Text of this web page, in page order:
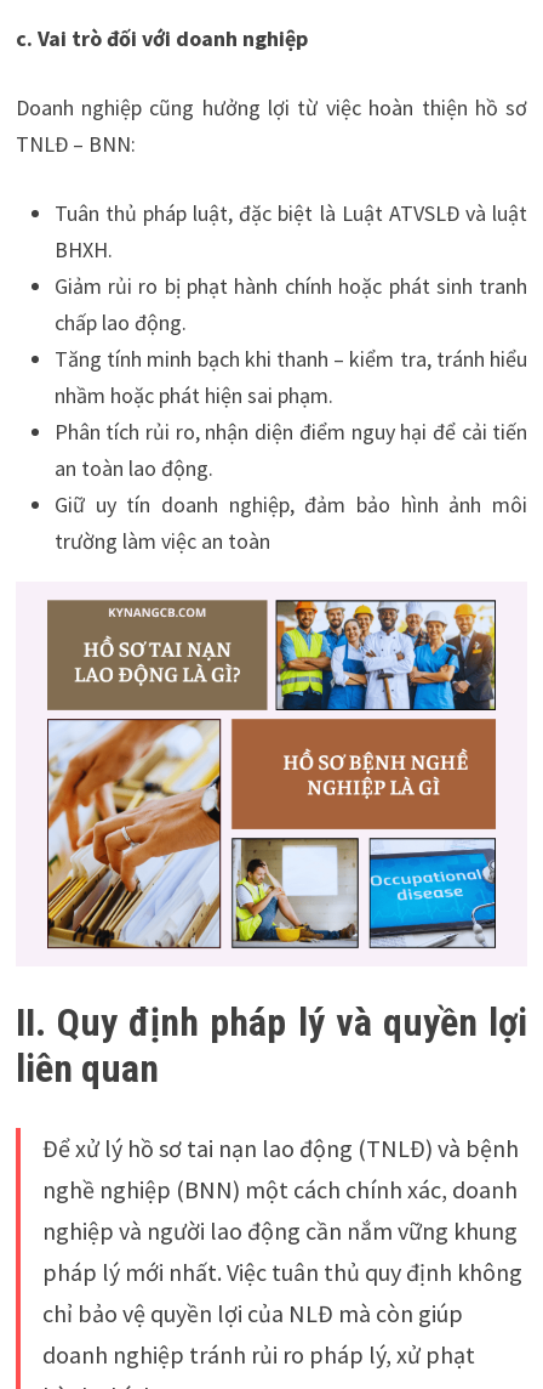
c. Vai trò đối với doanh nghiệp
Doanh nghiệp cũng hưởng lợi từ việc hoàn thiện hồ sơ
TNLĐ – BNN:
Tuân thủ pháp luật, đặc biệt là Luật ATVSLĐ và luật
BHXH.
Giảm rủi ro bị phạt hành chính hoặc phát sinh tranh
chấp lao động.
Tăng tính minh bạch khi thanh – kiểm tra, tránh hiểu
nhầm hoặc phát hiện sai phạm.
Phân tích rủi ro, nhận diện điểm nguy hại để cải tiến
an toàn lao động.
Giữ uy tín doanh nghiệp, đảm bảo hình ảnh môi
trường làm việc an toàn
II. Quy định pháp lý và quyền lợi
liên quan
Để xử lý hồ sơ tai nạn lao động (TNLĐ) và bệnh
nghề nghiệp (BNN) một cách chính xác, doanh
nghiệp và người lao động cần nắm vững khung
pháp lý mới nhất. Việc tuân thủ quy định không
chỉ bảo vệ quyền lợi của NLĐ mà còn giúp
doanh nghiệp tránh rủi ro pháp lý, xử phạt